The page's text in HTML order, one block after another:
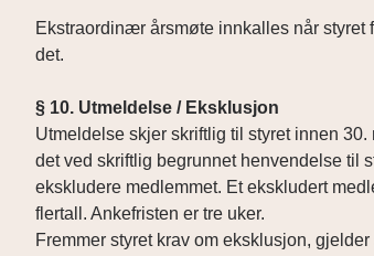
Ekstraordinær årsmøte innkalles når styret
det.
§ 10. Utmeldelse / Eksklusjon
Utmeldelse skjer skriftlig til styret innen
det ved skriftlig begrunnet henvendelse til
ekskludere medlemmet. Et ekskludert
flertall. Ankefristen er tre uker.
Fremmer styret krav om eksklusjon,